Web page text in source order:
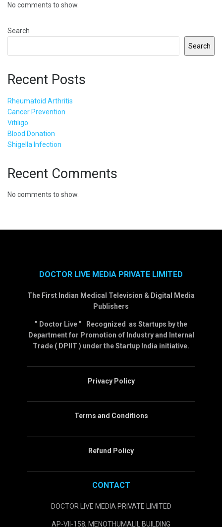
No comments to show.
Search
Search
Recent Posts
Rheumatoid Arthritis
Cancer Prevention
Vitiligo
Blood Donation
Shigella Infection
Recent Comments
No comments to show.
DOCTOR LIVE MEDIA PRIVATE LIMITED
The First Indian Medical Television & Digital Media
Publishers
” Doctor Live ” Recognized as Startups by the
Department for Promotion of Industry and Internal
Trade ( DPIIT ) under the Startup India initiative.
Privacy Policy
Terms and Conditions
Refund Policy
CONTACT
DOCTOR LIVE MEDIA PRIVATE LIMITED
AP-VII-158, MENOTHUMALIL BUILDING